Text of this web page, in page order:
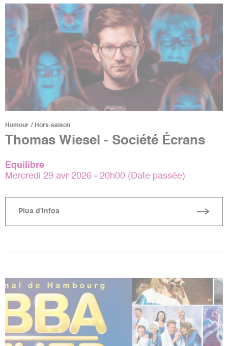
Humour Hors-saison
Thomas Wiesel - Société Écrans
Equilibre
Mercredi 29 avr 2026 - 20h00 (Date passée)
Plus d'infos